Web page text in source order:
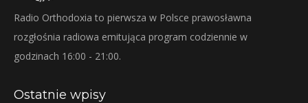
Radio Orthodoxia to pierwsza w Polsce prawosławna
rozgłośnia radiowa emitująca program codziennie w
godzinach 16:00 - 21:00.
Ostatnie wpisy